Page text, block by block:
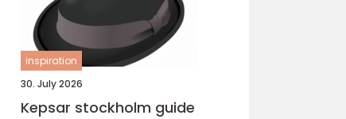
inspiration
30. July 2026
Kepsar stockholm guide